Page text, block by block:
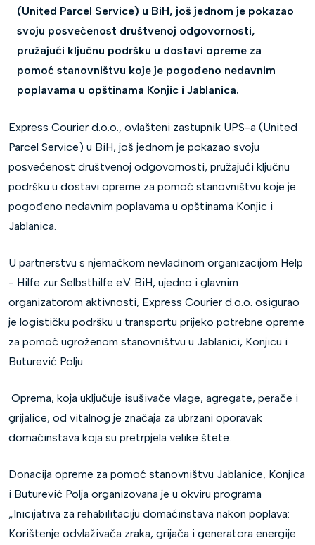
(United Parcel Service) u BiH, još jednom je pokazao
svoju posvećenost društvenoj odgovornosti,
pružajući ključnu podršku u dostavi opreme za
pomoć stanovništvu koje je pogođeno nedavnim
poplavama u opštinama Konjic i Jablanica.
Express Courier d.o.o., ovlašteni zastupnik UPS-a (United
Parcel Service) u BiH, još jednom je pokazao svoju
posvećenost društvenoj odgovornosti, pružajući ključnu
podršku u dostavi opreme za pomoć stanovništvu koje je
pogođeno nedavnim poplavama u opštinama Konjic i
Jablanica.
U partnerstvu s njemačkom nevladinom organizacijom Help
- Hilfe zur Selbsthilfe e.V. BiH, ujedno i glavnim
organizatorom aktivnosti, Express Courier d.o.o. osigurao
je logističku podršku u transportu prijeko potrebne opreme
za pomoć ugroženom stanovništvu u Jablanici, Konjicu i
Buturević Polju.
Oprema, koja uključuje isušivače vlage, agregate, perače i
grijalice, od vitalnog je značaja za ubrzani oporavak
domaćinstava koja su pretrpjela velike štete.
Donacija opreme za pomoć stanovništvu Jablanice, Konjica
i Buturević Polja organizovana je u okviru programa
„Inicijativa za rehabilitaciju domaćinstava nakon poplava:
Korištenje odvlaživača zraka, grijača i generatora energije